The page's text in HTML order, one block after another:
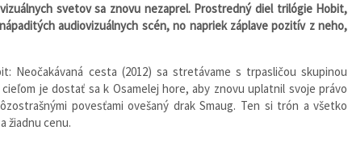
svetov sa znovu nezaprel. Prostredný diel trilógie Hobit,
audiovizuálnych scén, no napriek záplave pozitív z neho,
Neočakávaná cesta (2012) sa stretávame s trpasličou skupinou
je dostať sa k Osamelej hore, aby znovu uplatnil svoje právo
povesťami ovešaný drak Smaug. Ten si trón a všetko
žiadnu cenu.